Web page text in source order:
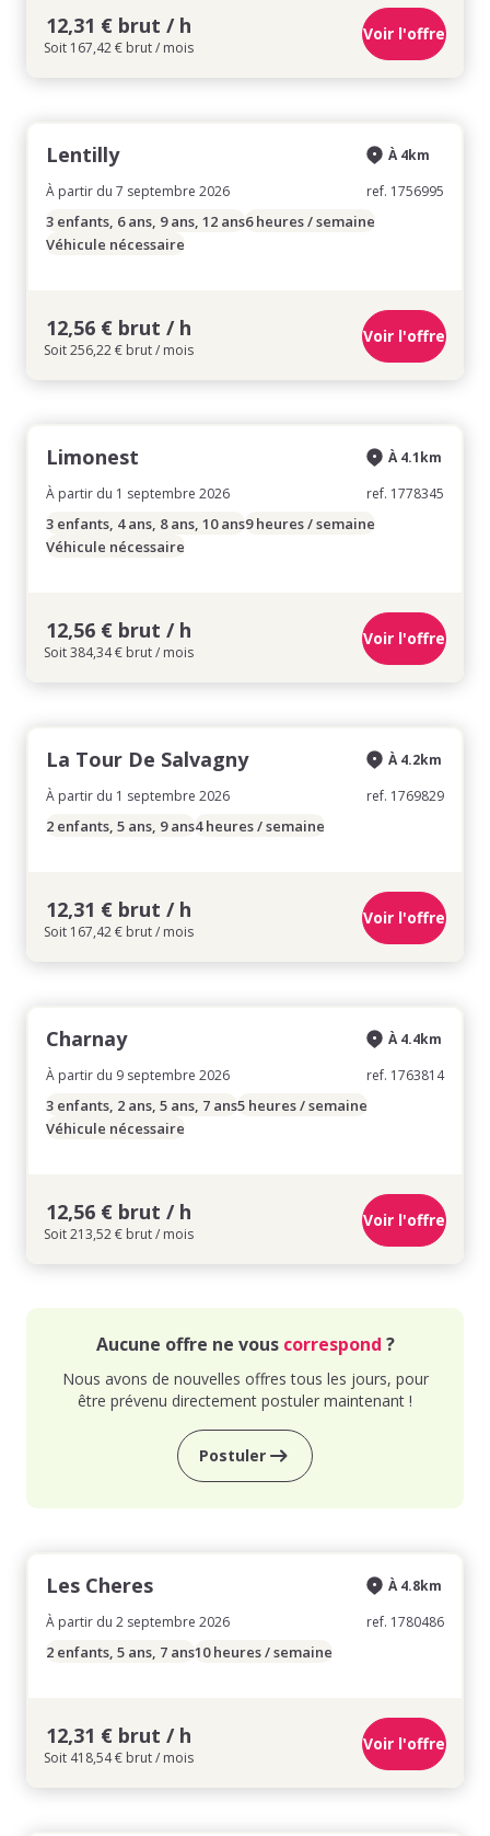
12,31 € brut / h
Soit 167,42 € brut / mois
Voir l'offre
Lentilly
À partir du 7 septembre 2026
À 4km
ref. 1756995
3 enfants, 6 ans, 9 ans, 12 ans6 heures / semaine
Véhicule nécessaire
12,56 € brut / h
Soit 256,22 € brut / mois
Voir l'offre
Limonest
À partir du 1 septembre 2026
À 4.1km
ref. 1778345
3 enfants, 4 ans, 8 ans, 10 ans9 heures / semaine
Véhicule nécessaire
12,56 € brut / h
Soit 384,34 € brut / mois
Voir l'offre
La Tour De Salvagny
À partir du 1 septembre 2026
À 4.2km
ref. 1769829
2 enfants, 5 ans, 9 ans4 heures / semaine
12,31 € brut / h
Soit 167,42 € brut / mois
Voir l'offre
Charnay
À partir du 9 septembre 2026
À 4.4km
ref. 1763814
3 enfants, 2 ans, 5 ans, 7 ans5 heures / semaine
Véhicule nécessaire
12,56 € brut / h
Soit 213,52 € brut / mois
Voir l'offre
Aucune offre ne vous correspond ?
Nous avons de nouvelles offres tous les jours, pour
être prévenu directement postuler maintenant !
Postuler
Les Cheres
À partir du 2 septembre 2026
À 4.8km
ref. 1780486
2 enfants, 5 ans, 7 ans10 heures / semaine
12,31 € brut / h
Soit 418,54 € brut / mois
Voir l'offre